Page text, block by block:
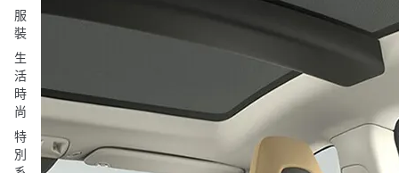
服
裝
生
活
時
尚
特
別